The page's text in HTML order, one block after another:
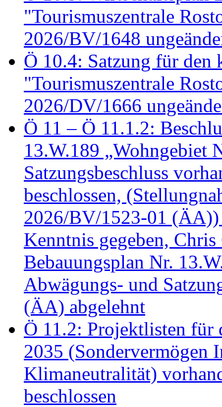
"Tourismuszentrale
2026/BV/1648
Ö 10.4: Satzung für den
"Tourismuszentrale
2026/DV/1666
Ö 11 – Ö 11.1.2:
13.W.189 „Wohngebiet
Satzungsbeschluss
beschlossen,
2026/BV/1523-01
Kenntnis gegeben,
Bebauungsplan Nr.
Abwägungs- und
(ÄA) abgelehnt
Ö 11.2: Projektlisten für
2035 (Sondervermögen
Klimaneutralität)
beschlossen